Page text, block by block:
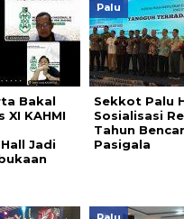
Bakal
XI KAHMI
Jadi
Palu
Sekkot Palu
Sosialisasi
Tahun
Pasigala